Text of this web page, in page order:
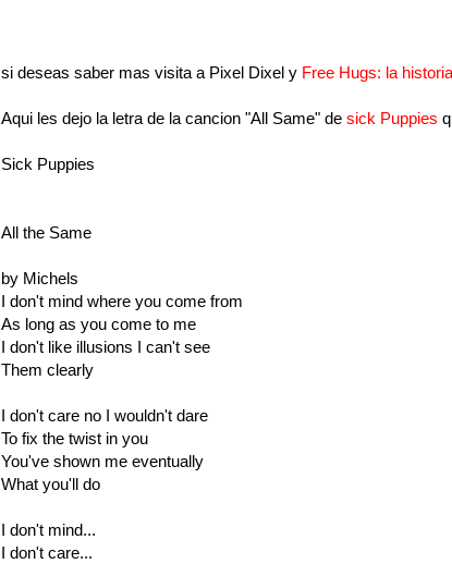
si deseas saber mas visita a Pixel Dixel y Free Hugs: la
Aqui les dejo la letra de la cancion "All Same" de sick Puppies
Sick Puppies
All the Same
by Michels
I don't mind where you come from
As long as you come to me
I don't like illusions I can't see
Them clearly
I don't care no I wouldn't dare
To fix the twist in you
You've shown me eventually
What you'll do
I don't mind...
I don't care...